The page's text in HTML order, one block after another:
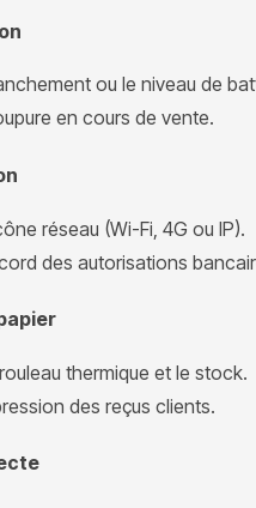
ou le niveau de
en cours de vente.
réseau (Wi-Fi, 4G ou IP).
des autorisations
thermique et le stock.
des reçus clients.